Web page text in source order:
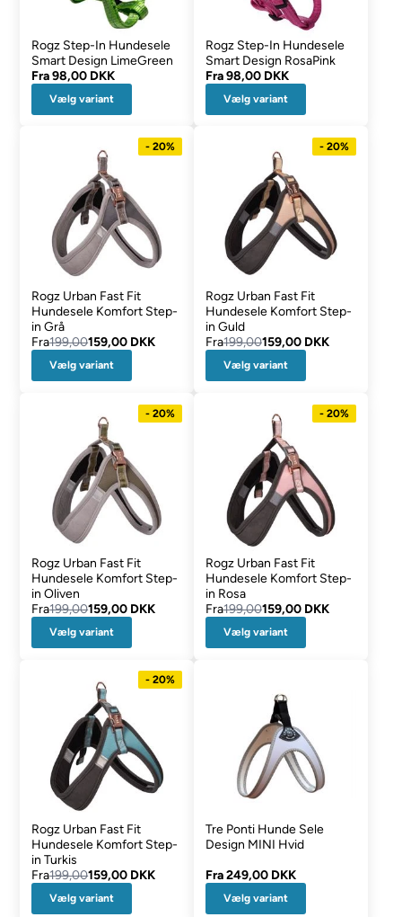
Rogz Step-In Hundesele
Smart Design LimeGreen
Fra98,00 DKK
Vælg variant
Rogz Step-In Hundesele
Smart Design RosaPink
Fra98,00 DKK
Vælg variant
- 20%
Rogz Urban Fast Fit
Hundesele Komfort Step-
in Grå
Fra199,00159,00 DKK
Vælg variant
- 20%
Rogz Urban Fast Fit
Hundesele Komfort Step-
in Guld
Fra199,00159,00 DKK
Vælg variant
- 20%
Rogz Urban Fast Fit
Hundesele Komfort Step-
in Oliven
Fra199,00159,00 DKK
Vælg variant
- 20%
Rogz Urban Fast Fit
Hundesele Komfort Step-
in Rosa
Fra199,00159,00 DKK
Vælg variant
- 20%
Rogz Urban Fast Fit
Hundesele Komfort Step-
in Turkis
Fra199,00159,00 DKK
Vælg variant
Tre Ponti Hunde Sele
Design MINI Hvid
Fra249,00 DKK
Vælg variant